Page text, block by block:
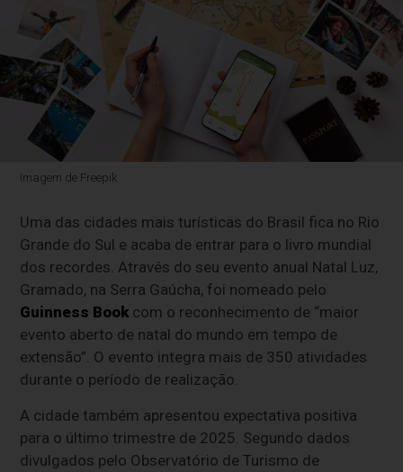
Imagem de Freepik
Uma das cidades mais turísticas do Brasil fica no Rio
Grande do Sul e acaba de entrar para o livro mundial
dos recordes. Através do seu evento anual Natal Luz,
Gramado, na Serra Gaúcha, foi nomeado pelo
Guinness Book com o reconhecimento de “maior
evento aberto de natal do mundo em tempo de
extensão”. O evento integra mais de 350 atividades
durante o período de realização.
A cidade também apresentou expectativa positiva
para o último trimestre de 2025. Segundo dados
divulgados pelo Observatório de Turismo de